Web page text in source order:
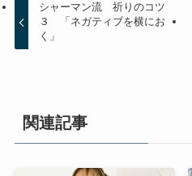
シャーマン流 祈りのコツ
３ 「ネガティブを横にお
く」
関連記事